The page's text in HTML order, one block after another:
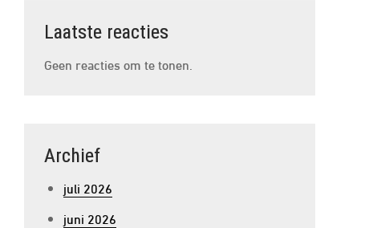
Laatste reacties
Geen reacties om te tonen.
Archief
juli 2026
juni 2026